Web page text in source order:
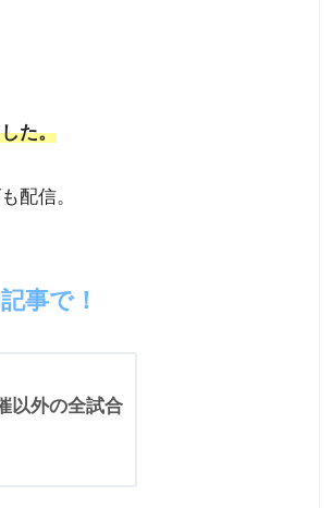
た。
配信。
事で！
以外の全試合